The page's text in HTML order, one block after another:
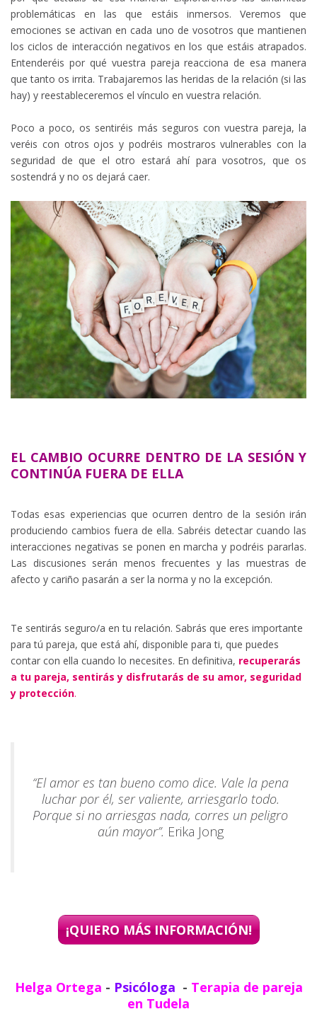
problemáticas en las que estáis inmersos. Veremos que
emociones se activan en cada uno de vosotros que mantienen
los ciclos de interacción negativos en los que estáis atrapados.
Entenderéis por qué vuestra pareja reacciona de esa manera
que tanto os irrita. Trabajaremos las heridas de la relación (si las
hay) y reestableceremos el vínculo en vuestra relación.
Poco a poco, os sentiréis más seguros con vuestra pareja, la
veréis con otros ojos y podréis mostraros vulnerables con la
seguridad de que el otro estará ahí para vosotros, que os
sostendrá y no os dejará caer.
EL CAMBIO OCURRE DENTRO DE LA SESIÓN Y
CONTINÚA FUERA DE ELLA
Todas esas experiencias que ocurren dentro de la sesión irán
produciendo cambios fuera de ella. Sabréis detectar cuando las
interacciones negativas se ponen en marcha y podréis pararlas.
Las discusiones serán menos frecuentes y las muestras de
afecto y cariño pasarán a ser la norma y no la excepción.
Te sentirás seguro/a en tu relación. Sabrás que eres importante
para tú pareja, que está ahí, disponible para ti, que puedes
contar con ella cuando lo necesites. En definitiva, recuperarás
a tu pareja, sentirás y disfrutarás de su amor, seguridad
y protección.
“El amor es tan bueno como dice. Vale la pena
luchar por él, ser valiente, arriesgarlo todo.
Porque si no arriesgas nada, corres un peligro
aún mayor”. Erika Jong
¡QUIERO MÁS INFORMACIÓN!
Helga Ortega - Psicóloga - Terapia de pareja
en Tudela